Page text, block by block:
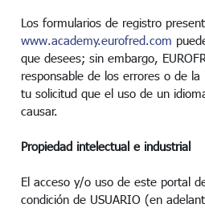
Los formularios de registro
www.academy.eurofred.com
que desees; sin embargo,
responsable de los errores o de
tu solicitud que el uso de un
causar.
Propiedad intelectual e industrial
El acceso y/o uso de este portal
condición de USUARIO (en